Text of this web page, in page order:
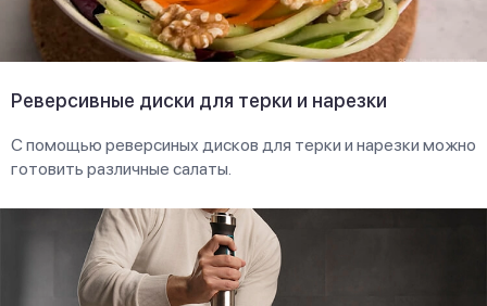
Реверсивные диски для терки и нарезки
С помощью реверсиных дисков для терки и нарезки можно
готовить различные салаты.